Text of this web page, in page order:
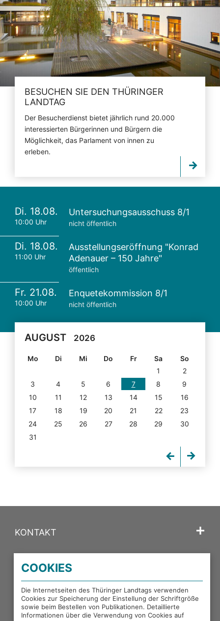
BESUCHEN SIE DEN THÜRINGER
LANDTAG
Der Besucherdienst bietet jährlich rund 20.000
interessierten Bürgerinnen und Bürgern die
Möglichkeit, das Parlament von innen zu
erleben.
Di. 18.08.
10:00 Uhr
Untersuchungsausschuss 8/1
nicht öffentlich
Di. 18.08.
11:00 Uhr
Ausstellungseröffnung "Konrad
Adenauer – 150 Jahre"
öffentlich
Fr. 21.08.
10:00 Uhr
Enquetekommission 8/1
nicht öffentlich
AUGUST 2026
Mo Di Mi Do Fr Sa
So
1
2
3
4 5 6 7 8
9
10
11 12 13 14 15
16
17
18 19 20 21 22
23
24
25 26 27 28 29
30
31
KONTAKT
PORTALE DES THÜRINGER LANDTAGS
EXTERNE LINKS
COOKIES
Die Internetseiten des Thüringer Landtags verwenden
Cookies zur Speicherung der Einstellung der Schriftgröße
sowie beim Bestellen von Publikationen. Detaillierte
Informationen über die Verwendung von Cookies auf